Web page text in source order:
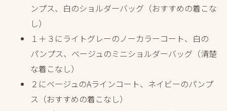
ンプス、白のショルダーバッグ（おすすめの着こな
し）
１＋３にライトグレーのノーカラーコート、白の
パンプス、ベージュのミニショルダーバッグ（清楚
な着こなし）
２にベージュのAラインコート、ネイビーのパンプ
ス（おすすめの着こなし）